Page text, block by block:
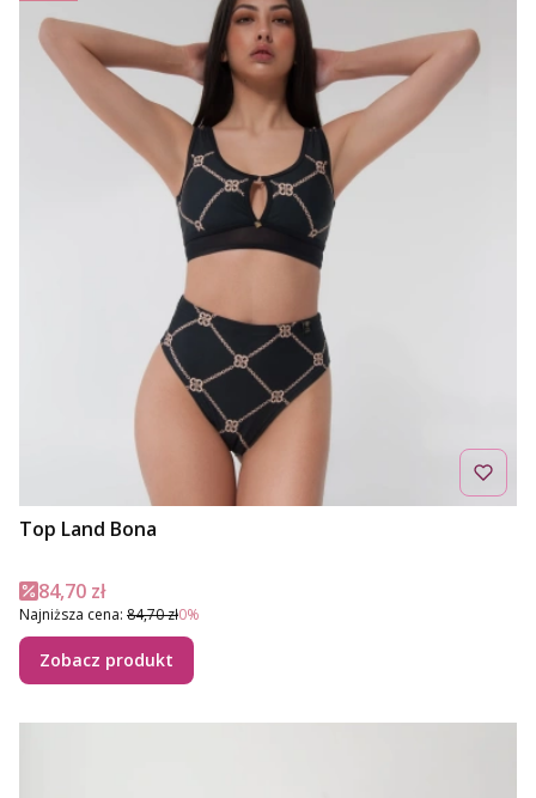
Top Land Bona
Cena promocyjna
84,70 zł
Najniższa cena: 84,70 zł0%
Zobacz produkt